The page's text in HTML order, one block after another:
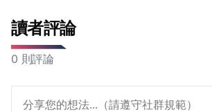
讀者評論
0 則評論